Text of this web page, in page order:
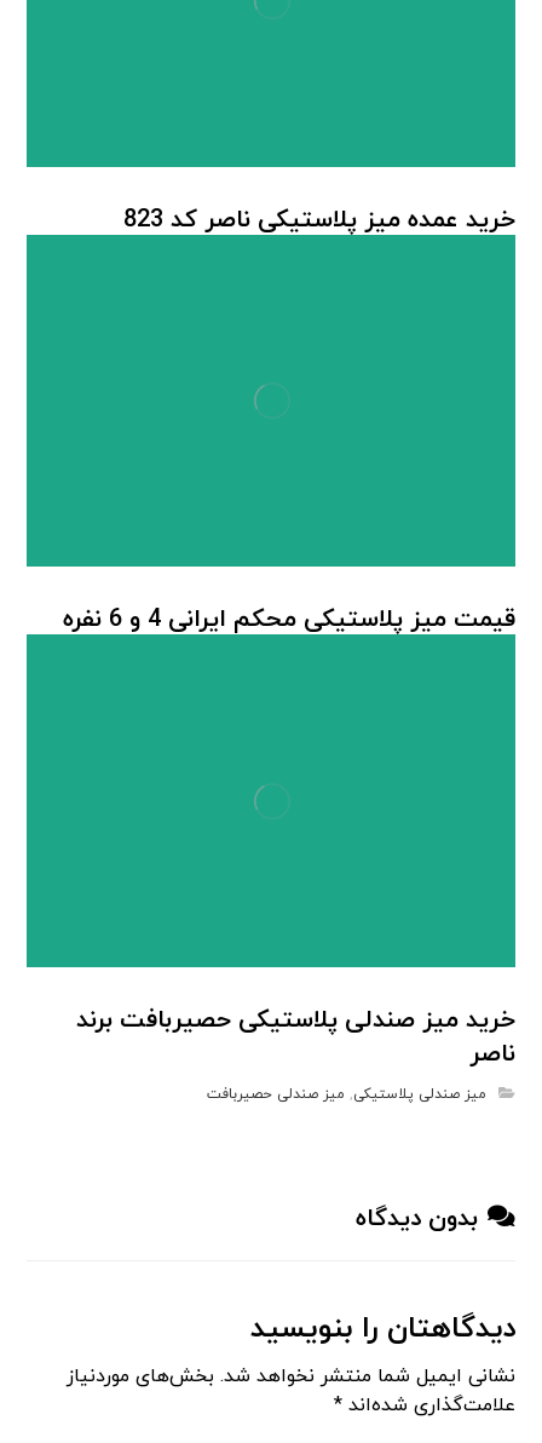
خرید عمده میز پلاستیکی ناصر کد 823
قیمت میز پلاستیکی محکم ایرانی 4 و 6 نفره
خرید میز صندلی پلاستیکی حصیربافت برند
ناصر
میز صندلی پلاستیکی, میز صندلی حصیربافت
بدون دیدگاه
دیدگاهتان را بنویسید
نشانی ایمیل شما منتشر نخواهد شد. بخش‌های موردنیاز
علامت‌گذاری شده‌اند*